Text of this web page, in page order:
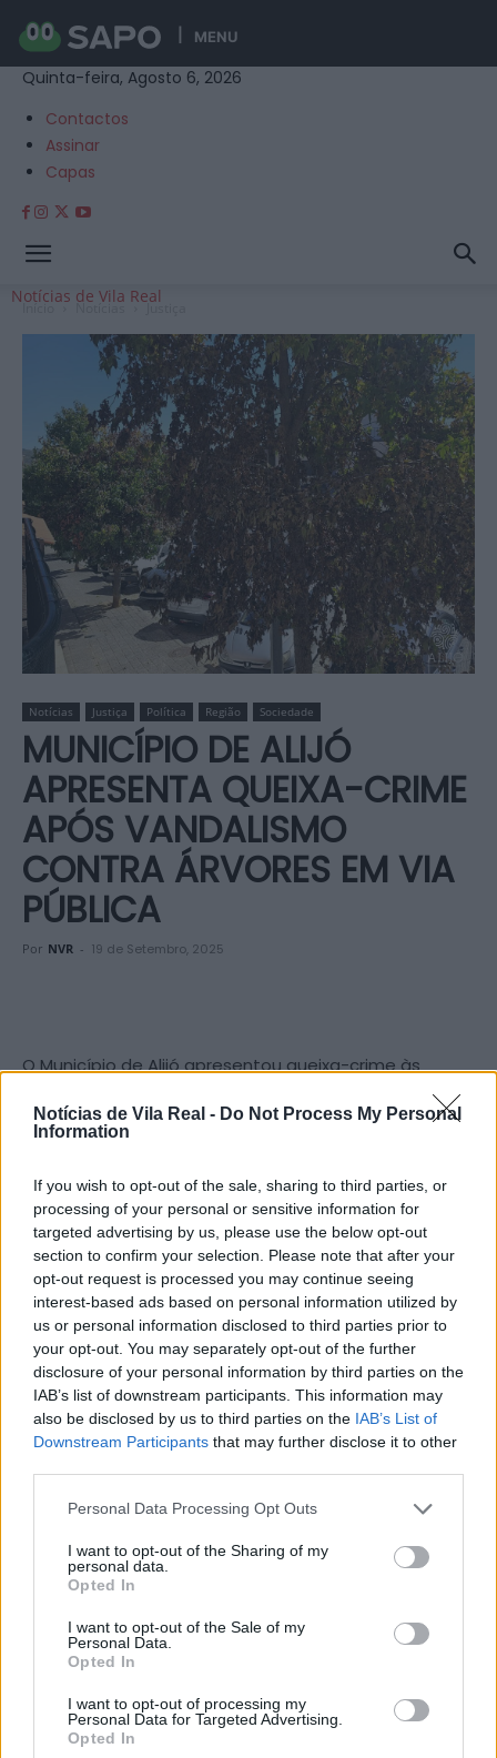
Notícias de Vila Real - Do Not Process My Personal
Information
If you wish to opt-out of the sale, sharing to third parties, or
processing of your personal or sensitive information for
targeted advertising by us, please use the below opt-out
section to confirm your selection. Please note that after your
opt-out request is processed you may continue seeing
interest-based ads based on personal information utilized by
us or personal information disclosed to third parties prior to
your opt-out. You may separately opt-out of the further
disclosure of your personal information by third parties on the
IAB’s list of downstream participants. This information may
also be disclosed by us to third parties on the IAB’s List of
Downstream Participants that may further disclose it to other
Personal Data Processing Opt Outs
I want to opt-out of the Sharing of my
personal data.
Opted In
I want to opt-out of the Sale of my
Personal Data.
Opted In
I want to opt-out of processing my
Personal Data for Targeted Advertising.
Opted In
MENU
Quinta-feira, Agosto 6, 2026
Contactos
Assinar
Capas
Notícias de Vila Real
Início Notícias Justiça
Notícias Justiça Política Região Sociedade
MUNICÍPIO DE ALIJÓ
APRESENTA QUEIXA-CRIME
APÓS VANDALISMO
CONTRA ÁRVORES EM VIA
PÚBLICA
Por NVR - 19 de Setembro, 2025
O Município de Alijó apresentou queixa-crime às
autoridades competentes após ter sido identificado
um grave ato de vandalismo contra o património
Segundo a autarquia, os troncos de várias árvores
foram perfurados, havendo fortes suspeitas de que
terá sido aplicado um produto destinado a secá-las,
comprometendo assim a sua sobrevivência e
desenvolvimento.
A Câmara Municipal condena de forma veemente o
ato, que classifica como uma “lamentável falta de
A autarquia apela ainda à população para que
colabore na defesa e preservação das árvores,
coloque em risco o património natural e a qualidade
de vida da comunidade.
Artigo anterior